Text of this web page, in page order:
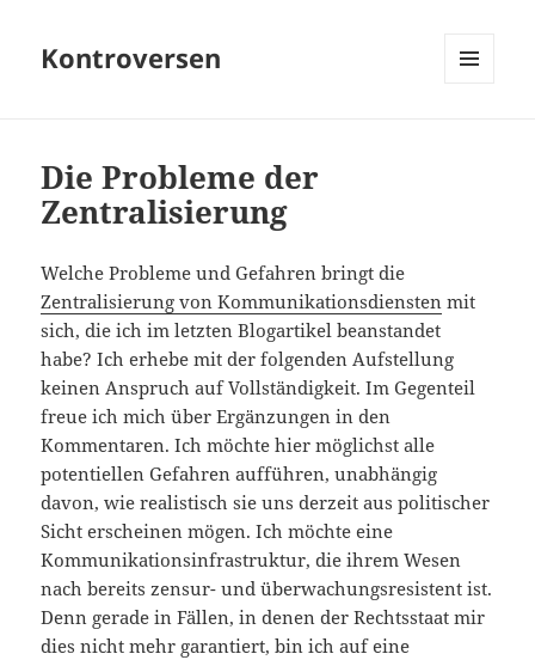
Kontroversen
Die Probleme der
Zentralisierung
Welche Probleme und Gefahren bringt die
Zentralisierung von Kommunikationsdiensten mit
sich, die ich im letzten Blogartikel beanstandet
habe? Ich erhebe mit der folgenden Aufstellung
keinen Anspruch auf Vollständigkeit. Im Gegenteil
freue ich mich über Ergänzungen in den
Kommentaren. Ich möchte hier möglichst alle
potentiellen Gefahren aufführen, unabhängig
davon, wie realistisch sie uns derzeit aus politischer
Sicht erscheinen mögen. Ich möchte eine
Kommunikationsinfrastruktur, die ihrem Wesen
nach bereits zensur- und überwachungsresistent ist.
Denn gerade in Fällen, in denen der Rechtsstaat mir
dies nicht mehr garantiert, bin ich auf eine